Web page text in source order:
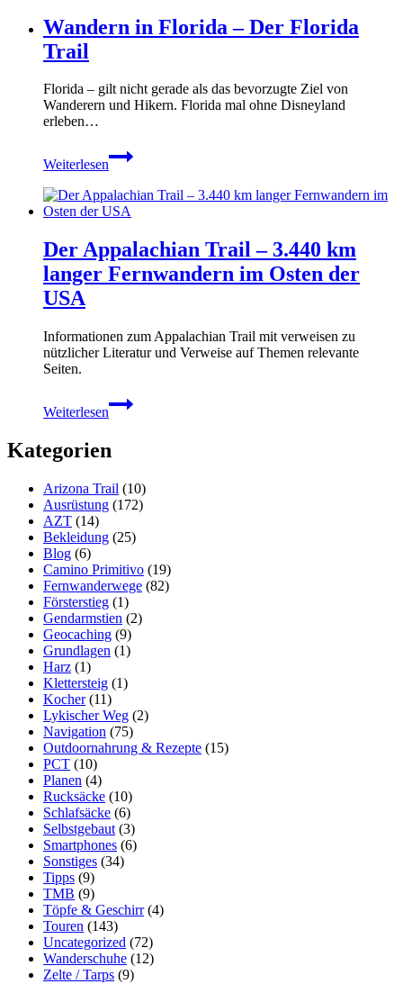
Arizona,
USA
Wandern in Florida – Der Florida
Trail
Florida – gilt nicht gerade als das bevorzugte Ziel von
Wanderern und Hikern. Florida mal ohne Disneyland
erleben…
Weiterlesen
Wandern
in
–
Der
Trail
Der Appalachian Trail – 3.440 km
langer Fernwandern im Osten der
USA
Informationen zum Appalachian Trail mit verweisen zu
nützlicher Literatur und Verweise auf Themen relevante
Seiten.
Weiterlesen
Der
Appalachian
–
langer
Fernwandern
Osten
USA
Kategorien
Arizona Trail (10)
Ausrüstung (172)
AZT (14)
Bekleidung (25)
Blog (6)
Camino Primitivo (19)
Fernwanderwege (82)
Försterstieg (1)
Gendarmstien (2)
Geocaching (9)
Grundlagen (1)
Harz (1)
Klettersteig (1)
Kocher(11)
Lykischer Weg (2)
Navigation (75)
Outdoornahrung & Rezepte (15)
PCT (10)
Planen (4)
Rucksäcke (10)
Schlafsäcke (6)
Selbstgebaut (3)
Smartphones (6)
Sonstiges (34)
Tipps (9)
TMB (9)
Töpfe & Geschirr(4)
Touren (143)
Uncategorized (72)
Wanderschuhe (12)
Zelte / Tarps (9)